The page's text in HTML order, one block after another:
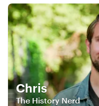
Chris
The History Nerd